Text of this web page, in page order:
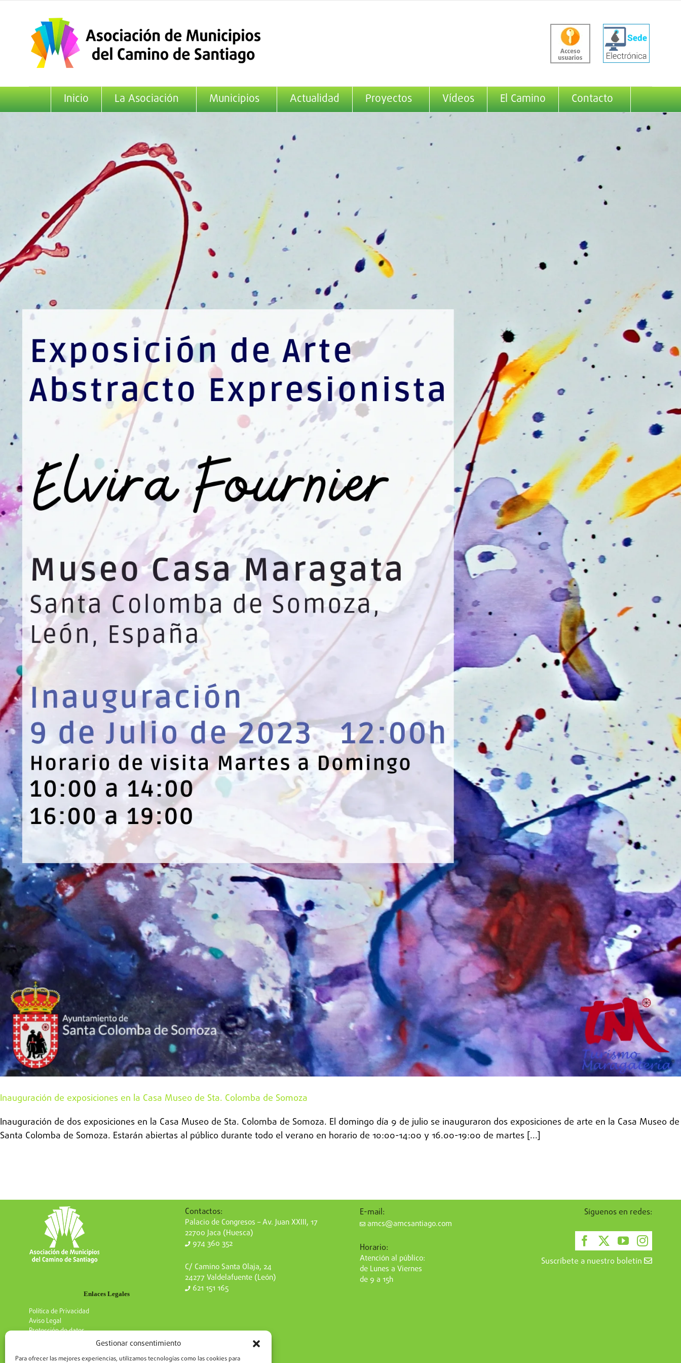
Gestionar consentimiento
Para ofrecer las mejores experiencias, utilizamos tecnologías como las cookies para
contenido
Inicio La Asociación Municipios Actualidad Proyectos Vídeos El Camino Contacto
Inauguración de exposiciones en la Casa Museo de Sta. Colomba de Somoza
Inauguración de dos exposiciones en la Casa Museo de Sta. Colomba de Somoza. El domingo día 9 de julio se inauguraron dos exposiciones de arte en la Casa Museo de
Santa Colomba de Somoza. Estarán abiertas al público durante todo el verano en horario de 10:00-14:00 y 16.00-19:00 de martes [...]
Enlaces Legales
Política de Privacidad
Aviso Legal
Protección de datos
Contactos:
Palacio de Congresos – Av. Juan XXIII, 17
22700 Jaca (Huesca)
974 360 352
C/ Camino Santa Olaja, 24
24277 Valdelafuente (León)
621 151 165
E-mail:
amcs@amcsantiago.com
Horario:
Atención al público:
de Lunes a Viernes
de 9 a 15h
Síguenos en redes:
Suscríbete a nuestro boletín